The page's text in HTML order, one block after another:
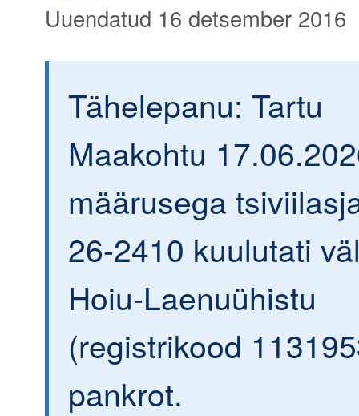
Uuendatud 16 detsember 2016
Tähelepanu: Tartu
Maakohtu
määrusega
26-2410 kuulutati
Hoiu-Laenuühistu
(registrikood
pankrot.